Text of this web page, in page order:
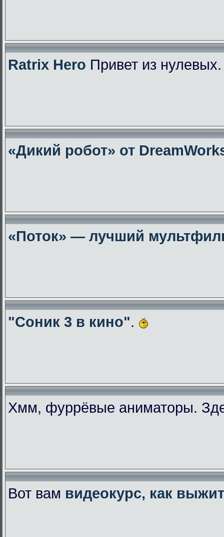
Ratrix Hero Привет из
«Дикий робот» от
«Поток» — лучший
"Соник 3 в кино".
Хмм, фуррёвые аниматоры.
Вот вам видеокурс, как